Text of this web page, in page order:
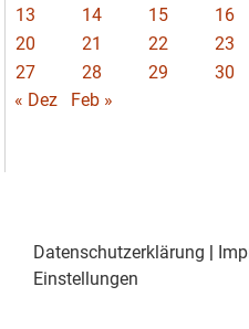
13
14 15 16
20
21 22 23
27
28 29 30
« Dez
Feb »
Datenschutzerklärung
Einstellungen